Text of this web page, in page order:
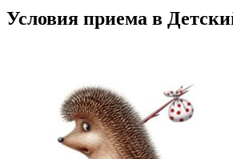
Условия приема в